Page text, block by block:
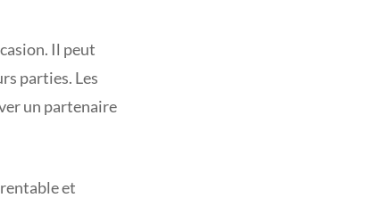
Il peut
parties. Les
un partenaire
et